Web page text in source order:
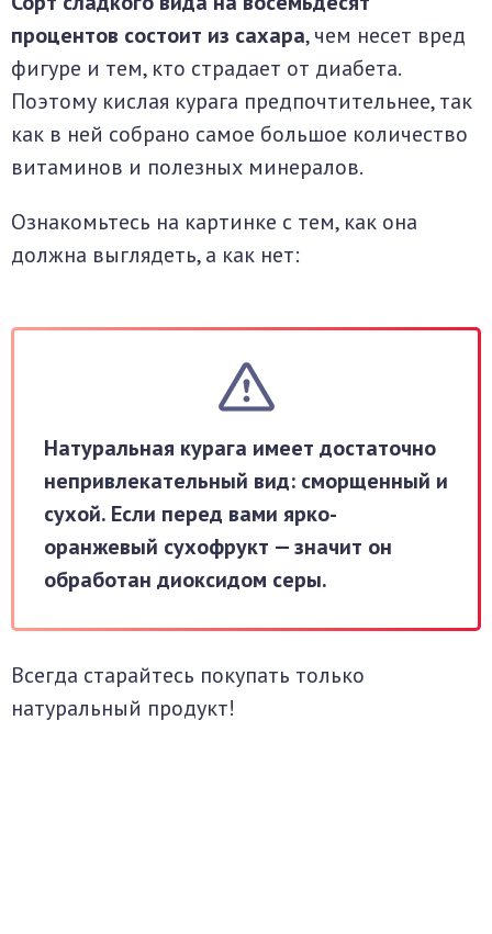
процентов состоит из сахара, чем несет вред
фигуре и тем, кто страдает от диабета.
Поэтому кислая курага предпочтительнее, так
как в ней собрано самое большое количество
витаминов и полезных минералов.
Ознакомьтесь на картинке с тем, как она
должна выглядеть, а как нет:
Натуральная курага имеет достаточно
непривлекательный вид: сморщенный и
сухой. Если перед вами ярко-
оранжевый сухофрукт — значит он
обработан диоксидом серы.
Всегда старайтесь покупать только
натуральный продукт!